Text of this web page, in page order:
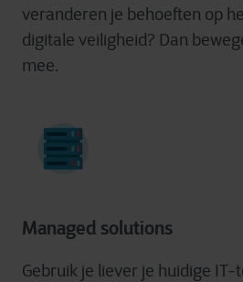
veranderen je behoeften op
digitale veiligheid? Dan
mee.
Managed solutions
Gebruik je liever je huidige IT-